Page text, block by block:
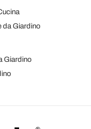
da Giardino
Giardino